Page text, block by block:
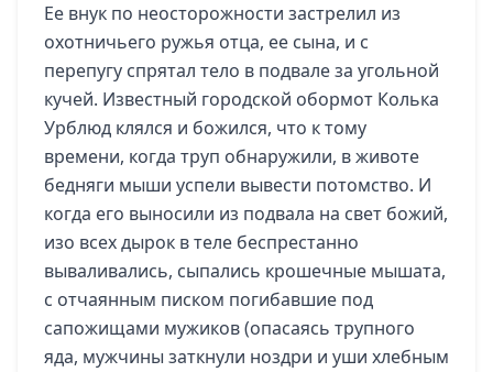
Ее внук по неосторожности застрелил из
охотничьего ружья отца, ее сына, и с
перепугу спрятал тело в подвале за угольной
кучей. Известный городской обормот Колька
Урблюд клялся и божился, что к тому
времени, когда труп обнаружили, в животе
бедняги мыши успели вывести потомство. И
когда его выносили из подвала на свет божий,
изо всех дырок в теле беспрестанно
вываливались, сыпались крошечные мышата,
с отчаянным писком погибавшие под
сапожищами мужиков (опасаясь трупного
яда, мужчины заткнули ноздри и уши хлебным